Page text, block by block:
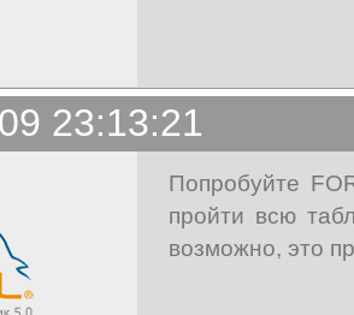
23:13:21
Попробуйте
пройти всю
возможно, это